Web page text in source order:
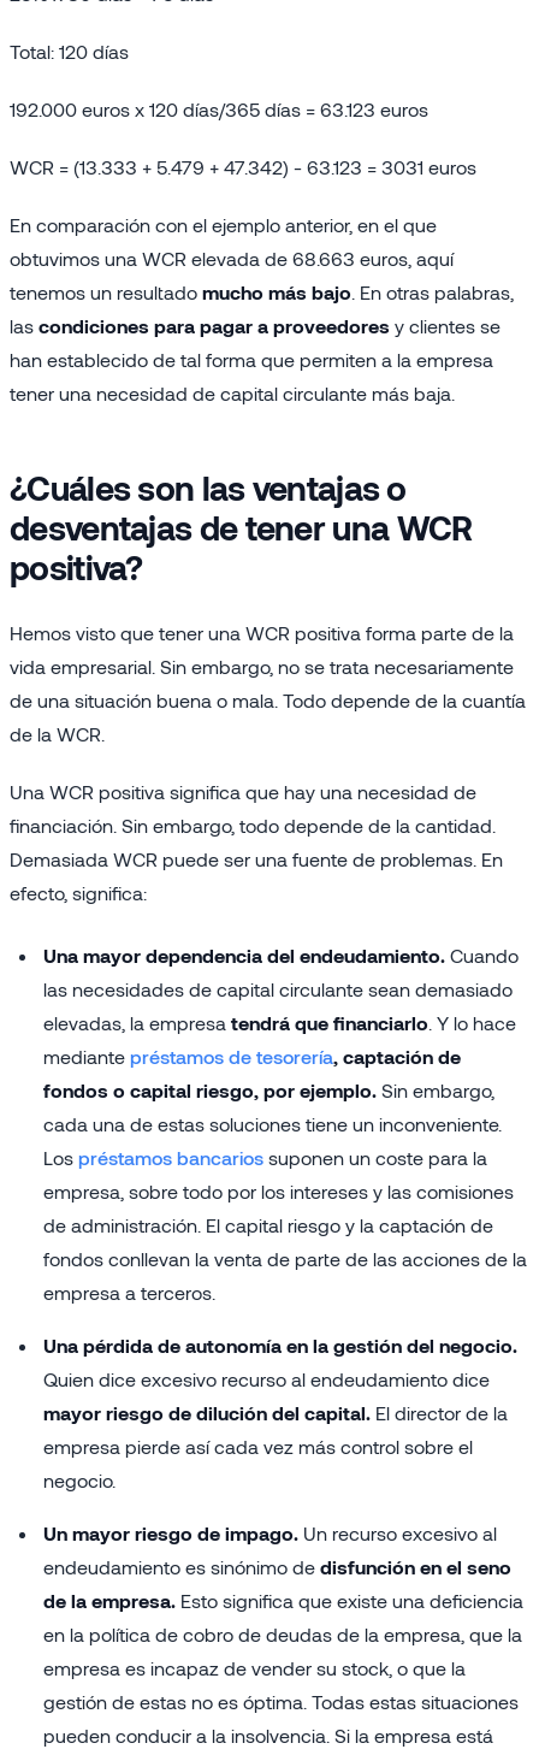
Total: 120 días
192.000 euros x 120 días/365 días = 63.123 euros
WCR = (13.333 + 5.479 + 47.342) - 63.123 = 3031 euros
En comparación con el ejemplo anterior, en el que
obtuvimos una WCR elevada de 68.663 euros, aquí
tenemos un resultado mucho más bajo . En otras palabras,
las condiciones para pagar a proveedores y clientes se
han establecido de tal forma que permiten a la empresa
tener una necesidad de capital circulante más baja.
¿Cuáles son las ventajas o
desventajas de tener unaWCR
positiva?
Hemos visto que tener una WCR positiva forma parte de la
vida empresarial. Sin embargo, no se trata necesariamente
de una situación buena o mala. Todo depende de la cuantía
de la WCR.
Una WCR positiva significa que hay una necesidad de
financiación. Sin embargo, todo depende de la cantidad.
Demasiada WCR puede ser una fuente de problemas. En
efecto, significa:
Una mayor dependencia del endeudamiento. Cuando
las necesidades de capital circulante sean demasiado
elevadas, la empresa tendrá que financiarlo . Y lo hace
mediante préstamos de tesorería , captación de
fondos o capital riesgo, por ejemplo. Sin embargo,
cada una de estas soluciones tiene un inconveniente.
Los préstamos bancarios suponen un coste para la
empresa, sobre todo por los intereses y las comisiones
de administración. El capital riesgo y la captación de
fondos conllevan la venta de parte de las acciones de la
empresa a terceros.
Una pérdida de autonomía en la gestión del negocio.
Quien dice excesivo recurso al endeudamiento dice
mayor riesgo de dilución del capital. El director de la
empresa pierde así cada vez más control sobre el
negocio.
Un mayor riesgo de impago. Un recurso excesivo al
endeudamiento es sinónimo de disfunción en el seno
de la empresa. Esto significa que existe una deficiencia
en la política de cobro de deudas de la empresa, que la
empresa es incapaz de vender su stock, o que la
gestión de estas no es óptima. Todas estas situaciones
pueden conducir a la insolvencia. Si la empresa está